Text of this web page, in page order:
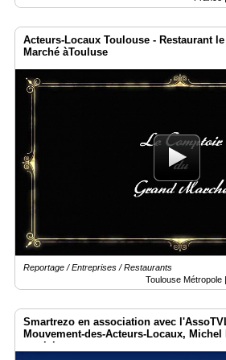
Acteurs-Locaux Toulouse - Restaurant
Marché àTouluse
Reportage / Entreprises / Restaurants
Toulouse Métropole |
Smartrezo en association avec
Mouvement-des-Acteurs-Locaux,
sa vision